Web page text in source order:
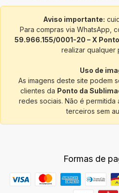
Aviso importante:
Para compras via WhatsApp,
59.966.155/0001-20 – X
realizar qualquer
Uso de
As imagens deste site podem
clientes da Ponto da
redes sociais. Não é
terceiros sem
Formas de